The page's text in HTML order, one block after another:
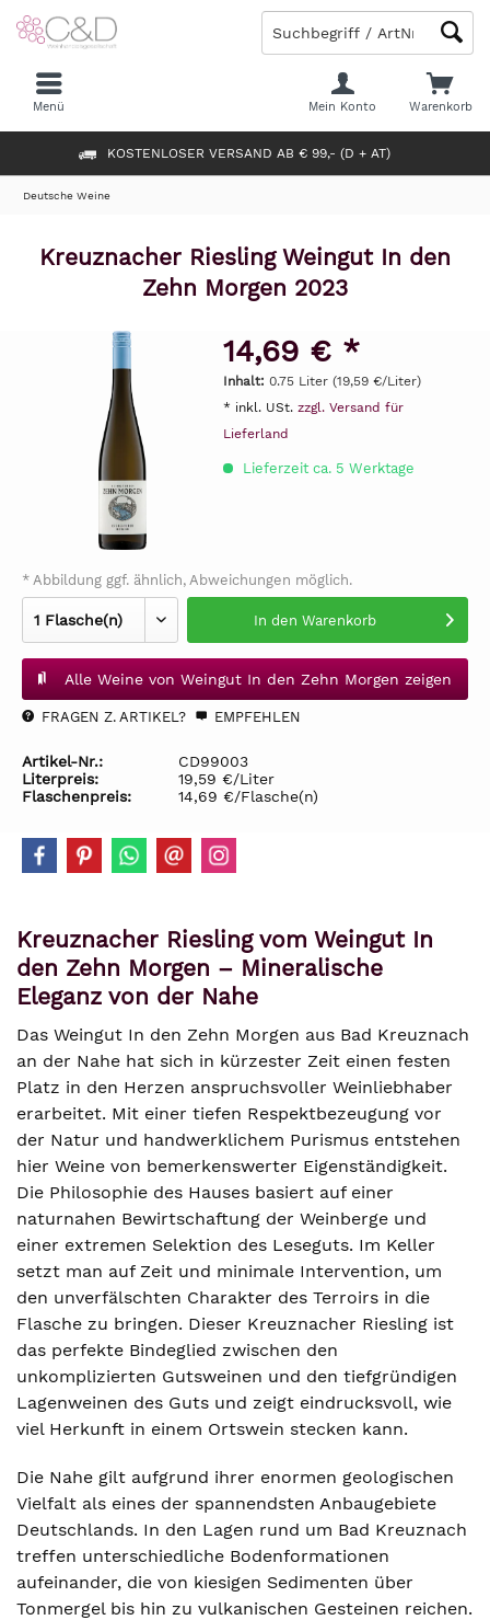
KOSTENLOSER VERSAND AB € 99,- (D + AT)
Warenkorb
Mein Konto
Menü
Deutsche Weine
Kreuznacher Riesling Weingut In den
Zehn Morgen 2023
14,69 € *
Inhalt: 0.75 Liter (19,59 €/Liter)
* inkl. USt. zzgl. Versand für
Lieferland
Lieferzeit ca. 5 Werktage
* Abbildung ggf. ähnlich, Abweichungen möglich.
In den Warenkorb
Alle Weine von Weingut In den Zehn Morgen zeigen
FRAGEN Z. ARTIKEL? EMPFEHLEN
Artikel-Nr.:
CD99003
Literpreis:
19,59 €/Liter
Flaschenpreis:
14,69 €/Flasche(n)
Kreuznacher Riesling vom Weingut In
den Zehn Morgen – Mineralische
Eleganz von der Nahe
Das Weingut In den Zehn Morgen aus Bad Kreuznach
an der Nahe hat sich in kürzester Zeit einen festen
Platz in den Herzen anspruchsvoller Weinliebhaber
erarbeitet. Mit einer tiefen Respektbezeugung vor
der Natur und handwerklichem Purismus entstehen
hier Weine von bemerkenswerter Eigenständigkeit.
Die Philosophie des Hauses basiert auf einer
naturnahen Bewirtschaftung der Weinberge und
einer extremen Selektion des Leseguts. Im Keller
setzt man auf Zeit und minimale Intervention, um
den unverfälschten Charakter des Terroirs in die
Flasche zu bringen. Dieser Kreuznacher Riesling ist
das perfekte Bindeglied zwischen den
unkomplizierten Gutsweinen und den tiefgründigen
Lagenweinen des Guts und zeigt eindrucksvoll, wie
viel Herkunft in einem Ortswein stecken kann.
Die Nahe gilt aufgrund ihrer enormen geologischen
Vielfalt als eines der spannendsten Anbaugebiete
Deutschlands. In den Lagen rund um Bad Kreuznach
treffen unterschiedliche Bodenformationen
aufeinander, die von kiesigen Sedimenten über
Tonmergel bis hin zu vulkanischen Gesteinen reichen.